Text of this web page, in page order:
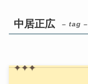
中居正広 – tag –